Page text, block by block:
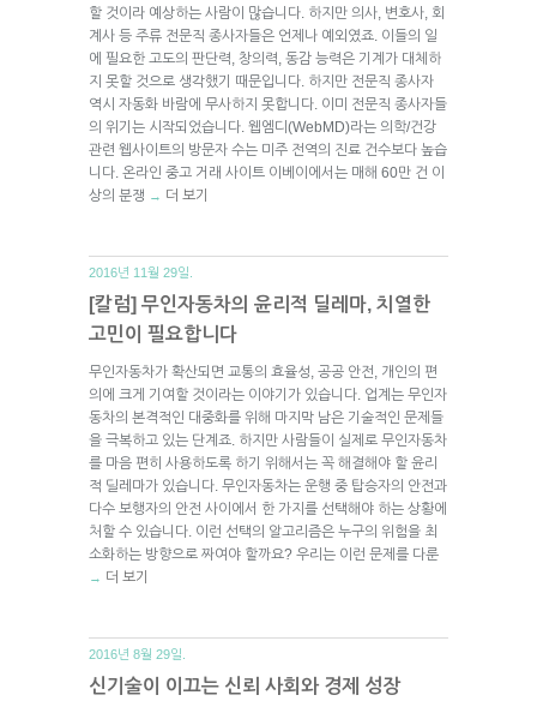
할 것이라 예상하는 사람이 많습니다. 하지만 의사, 변호사, 회
계사 등 주류 전문직 종사자들은 언제나 예외였죠. 이들의 일
에 필요한 고도의 판단력, 창의력, 동감 능력은 기계가 대체하
지 못할 것으로 생각했기 때문입니다. 하지만 전문직 종사자
역시 자동화 바람에 무사하지 못합니다. 이미 전문직 종사자들
의 위기는 시작되었습니다. 웹엠디(WebMD)라는 의학/건강
관련 웹사이트의 방문자 수는 미주 전역의 진료 건수보다 높습
니다. 온라인 중고 거래 사이트 이베이에서는 매해 60만 건 이
상의 분쟁 → 더 보기
2016년 11월 29일.
[칼럼] 무인자동차의 윤리적 딜레마, 치열한
고민이 필요합니다
무인자동차가 확산되면 교통의 효율성, 공공 안전, 개인의 편
의에 크게 기여할 것이라는 이야기가 있습니다. 업계는 무인자
동차의 본격적인 대중화를 위해 마지막 남은 기술적인 문제들
을 극복하고 있는 단계죠. 하지만 사람들이 실제로 무인자동차
를 마음 편히 사용하도록 하기 위해서는 꼭 해결해야 할 윤리
적 딜레마가 있습니다. 무인자동차는 운행 중 탑승자의 안전과
다수 보행자의 안전 사이에서 한 가지를 선택해야 하는 상황에
처할 수 있습니다. 이런 선택의 알고리즘은 누구의 위험을 최
소화하는 방향으로 짜여야 할까요? 우리는 이런 문제를 다룬
→ 더 보기
2016년 8월 29일.
신기술이 이끄는 신뢰 사회와 경제 성장